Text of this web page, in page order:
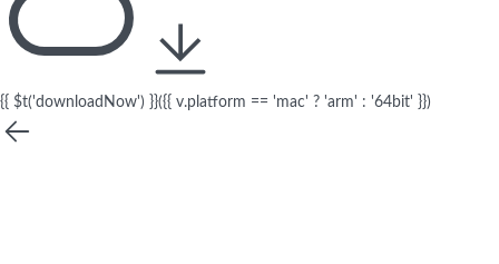
{{ $t('downloadNow') }}({{ v.platform == 'mac' ? 'arm' : '64bit' }})